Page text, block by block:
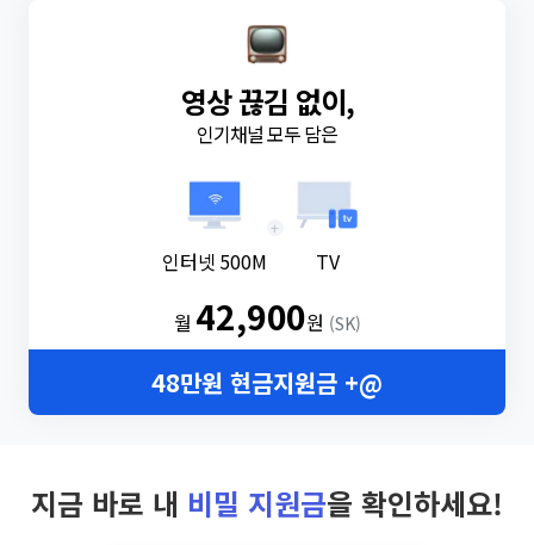
영상 끊김 없이,
인기채널 모두 담은
인터넷 500M
+
TV
월 42,900원 (SK)
48만원 현금지원금 +@
지금 바로 내 비밀 지원금을 확인하세요!